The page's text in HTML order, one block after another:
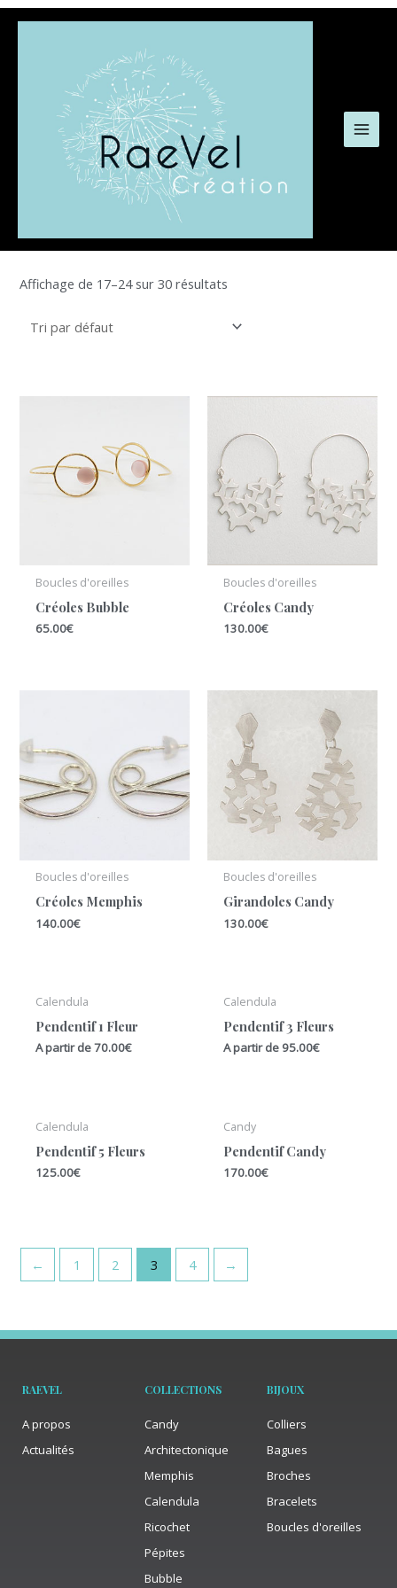
Aller
Affichage de 17–24 sur 30 résultats
Boucles d'oreilles
Créoles Bubble
65.00€
Boucles d'oreilles
Créoles Candy
130.00€
Boucles d'oreilles
Créoles Memphis
140.00€
Boucles d'oreilles
Girandoles Candy
130.00€
Calendula
Pendentif 1 Fleur
A partir de70.00€
Calendula
Pendentif 3 Fleurs
A partir de 95.00€
Calendula
Pendentif 5 Fleurs
125.00€
Candy
Pendentif Candy
170.00€
← 1 2 3 4 →
RAEVEL
A propos
Actualités
COLLECTIONS
Candy
Architectonique
Memphis
Calendula
Ricochet
Pépites
Bubble
BIJOUX
Colliers
Bagues
Broches
Bracelets
Boucles d'oreilles